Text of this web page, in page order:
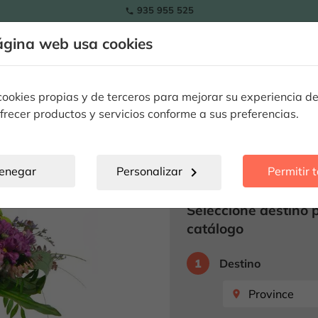
web usa cookies
propias y de terceros para mejorar su experiencia
productos y servicios conforme a sus preferencias.
Personalizar chevron_right Permitir
 935 955 525
Tulipanes Flores Plantas
Bouquet
Producto no
Seleccione destino
catálogo
1 Destino
place